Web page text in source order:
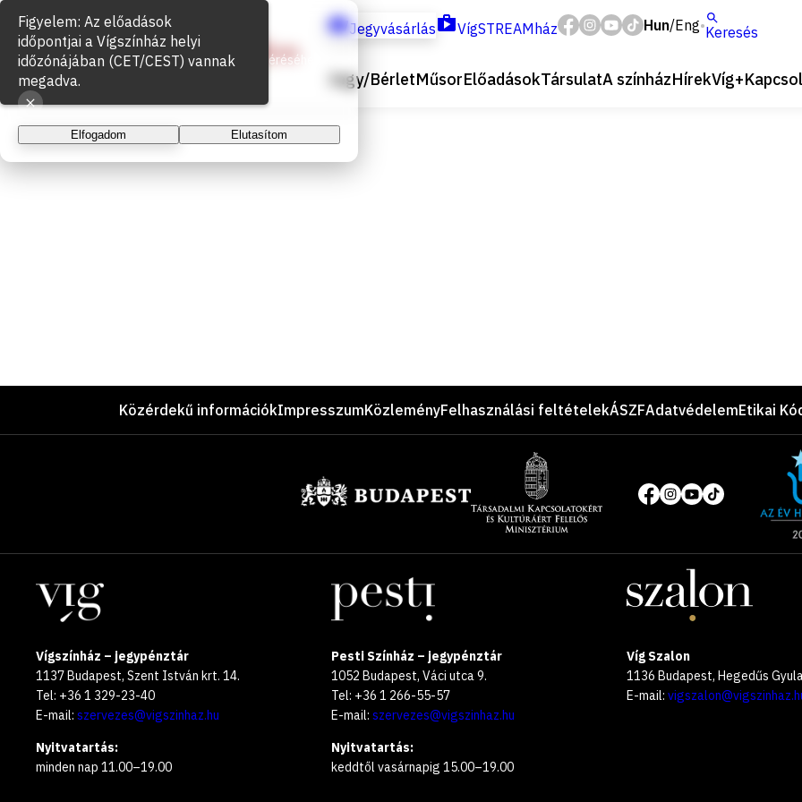
Jegyvásárlás VígSTREAMház Hun/Eng Keresés
Jegy/BérletMűsorElőadásokTársulatA színházHírekVíg+
Közérdekű információkImpresszumKözleményFelhasználási feltételekÁSZFAdatvédelemEtikai
Közösségi
média
the
Helyszínek
Vígszínház – jegypénztár
1137 Budapest, Szent István krt. 14.
Tel: +36 1 329-23-40
E-mail: szervezes@vigszinhaz.hu
Nyitvatartás:
minden nap 11.00–19.00
Pesti Színház – jegypénztár
1052 Budapest, Váci utca 9.
Tel: +36 1 266-55-57
E-mail: szervezes@vigszinhaz.hu
Nyitvatartás:
keddtől vasárnapig 15.00–19.00
Víg Szalon
1136 Budapest, Hegedűs
E-mail:
Figyelem: Az előadások
időpontjai a Vígszínház helyi
időzónájában (CET/CEST) vannak
megadva.
Sütik használata
Az oldal működéséhez és a látogatottság méréséhez
sütiket használunk. A folytatással elfogadja a sütik
használatát.
Elfogadom Elutasítom